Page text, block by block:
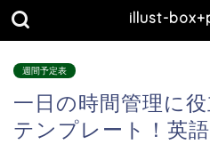
illust-
週間予定表
一日の時間管理に
テンプレート！英